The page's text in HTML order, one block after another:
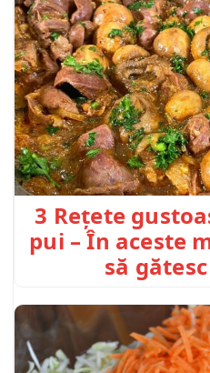
3 Rețete
pui – În aceste
să